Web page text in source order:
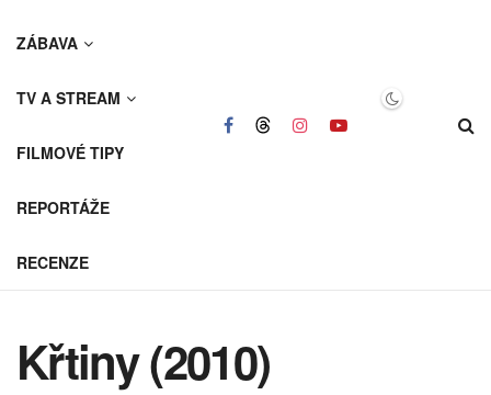
ZÁBAVA
TV A STREAM
FILMOVÉ TIPY
REPORTÁŽE
RECENZE
Křtiny (2010)